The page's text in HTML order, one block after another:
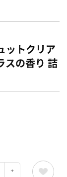
ットクリア
スの香り 詰